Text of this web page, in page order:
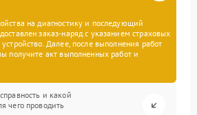
на диагностику и последующий
заказ-наряд с указанием страховых
Далее, после выполнения работ
получите акт выполненных работ и
и какой
чего проводить